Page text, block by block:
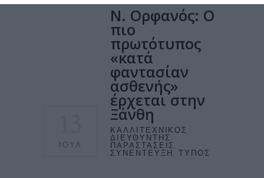
ΙΟΎΛ
Ν. Ορφανός: Ο
πιο
πρωτότυπος
«κατά
φαντασίαν
ασθενής»
έρχεται στην
Ξάνθη
ΚΑΛΛΙΤΕΧΝΙΚΌΣ
ΔΙΕΥΘΥΝΤΉΣ,
ΠΑΡΑΣΤΆΣΕΙΣ,
ΣΥΝΈΝΤΕΥΞΗ ,ΤΎΠΟΣ